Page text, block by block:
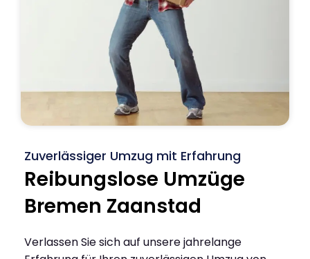
Zuverlässiger Umzug mit Erfahrung
Reibungslose Umzüge
Bremen Zaanstad
Verlassen Sie sich auf unsere jahrelange